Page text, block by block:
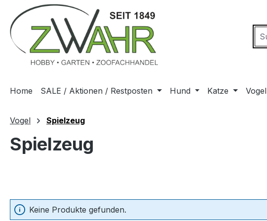
Hauptinhalt springen
Zur Suche springen
Zur Hauptnavigation springen
Home SALE / Aktionen / Restposten Hund Katze Vogel
Vogel Spielzeug
Spielzeug
Keine Produkte gefunden.